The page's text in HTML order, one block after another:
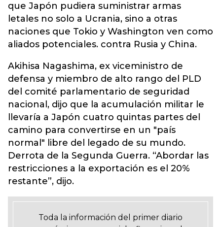
que Japón pudiera suministrar armas
letales no solo a Ucrania, sino a otras
naciones que Tokio y Washington ven como
aliados potenciales. contra Rusia y China.
Akihisa Nagashima, ex viceministro de
defensa y miembro de alto rango del PLD
del comité parlamentario de seguridad
nacional, dijo que la acumulación militar le
llevaría a Japón cuatro quintas partes del
camino para convertirse en un "país
normal" libre del legado de su mundo.
Derrota de la Segunda Guerra. “Abordar las
restricciones a la exportación es el 20%
restante”, dijo.
Toda la información del primer diario